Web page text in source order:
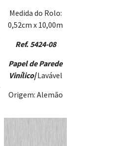
Medida do Rolo:
0,52cm x 10,00m
Ref. 5424-08
Papel de Parede
Vinílico|Lavável
Origem: Alemão